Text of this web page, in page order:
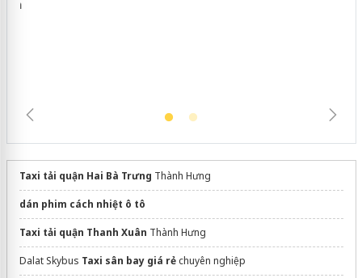
Taxi tải quận Hai Bà Trưng Thành Hưng
dán phim cách nhiệt ô tô
Taxi tải quận Thanh Xuân Thành Hưng
Dalat Skybus Taxi sân bay giá rẻchuyên nghiệp